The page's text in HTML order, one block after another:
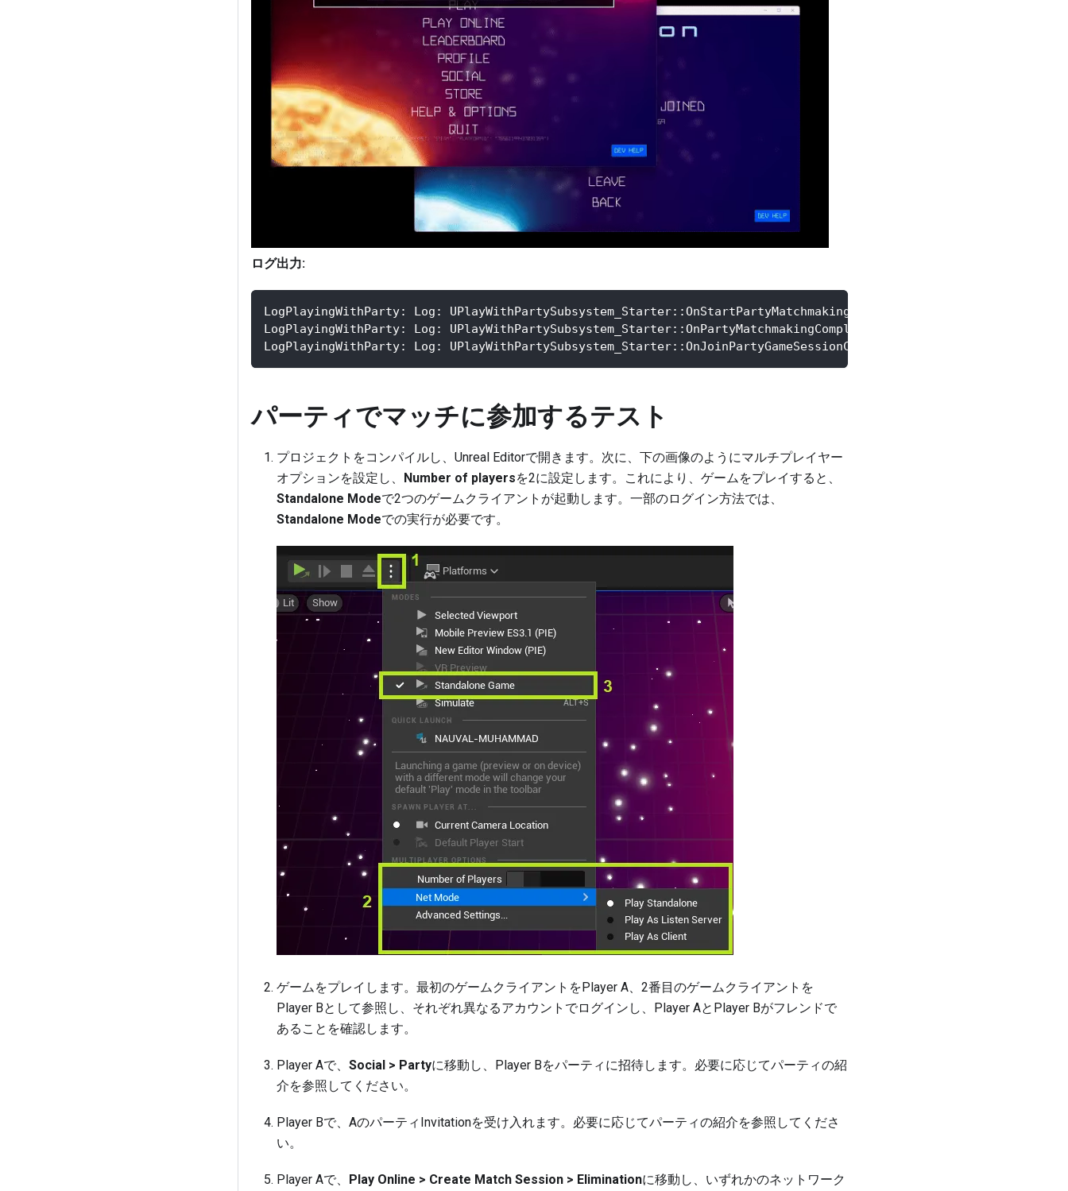
ログ出力:
LogPlayingWithParty: Log: UPlayWithPartySubsystem_Starter::OnStartPartyMatchmakingComplete Party matchmaking
LogPlayingWithParty: Log: UPlayWithPartySubsystem_Starter::OnPartyMatchmakingComplete Party matchmaking
LogPlayingWithParty: Log: UPlayWithPartySubsystem_Starter::OnJoinPartyGameSessionComplete Success to join party
パーティでマッチに参加するテスト
プロジェクトをコンパイルし、Unreal Editorで開きます。次に、下の画像のようにマルチプレイヤー
オプションを設定し、
Number of playersを2に設定します。これにより、ゲームをプレイすると、
Standalone Modeで2つのゲームクライアントが起動します。一部のログイン方法では、
Standalone Modeでの実行が必要です。
ゲームをプレイします。最初のゲームクライアントをPlayer A、2番目のゲームクライアントを
Player Bとして参照し、それぞれ異なるアカウントでログインし、Player AとPlayer Bがフレンドで
あることを確認します。
Player Aで、 Social > Partyに移動し、Player Bをパーティに招待します。必要に応じてパーティの紹
介を参照してください。
Player Bで、AのパーティInvitationを受け入れます。必要に応じてパーティの紹介を参照してくださ
い。
Player Aで、 Play Online > Create Match Session > Eliminationに移動し、いずれかのネットワーク